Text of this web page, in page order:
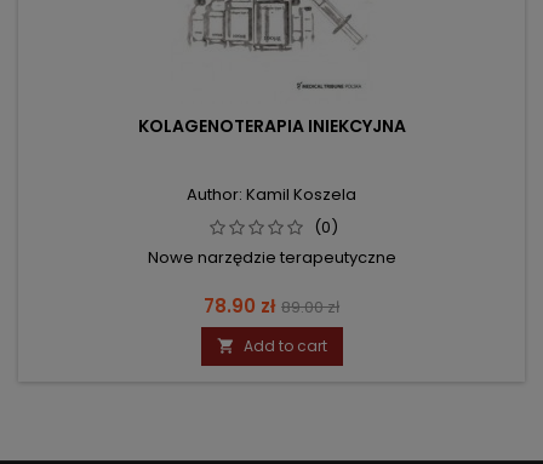
KOLAGENOTERAPIA INIEKCYJNA
Author: Kamil Koszela
(0)
Nowe narzędzie terapeutyczne
Price
78.90 zł Regular
price
89.00 zł
 Add to cart